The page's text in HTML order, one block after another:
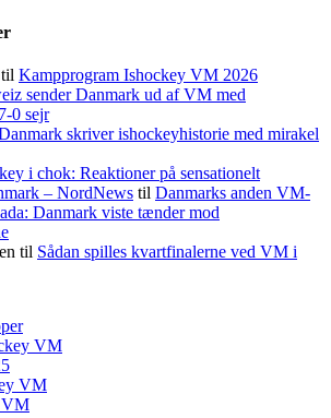
til Kampprogram Ishockey VM 2026
sender Danmark ud af VM med
0 sejr
skriver ishockeyhistorie med mirakel
i chok: Reaktioner på sensationelt
– NordNews til Danmarks anden VM-
Danmark viste tænder mod
til Sådan spilles kvartfinalerne ved VM i
VM
VM
VM